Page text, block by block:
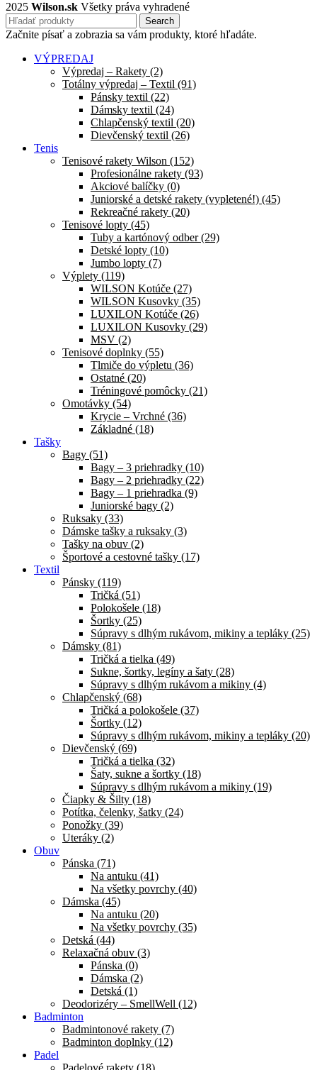
2025 Wilson.sk Všetky práva vyhradené
Search
Začnite písať a zobrazia sa vám produkty, ktoré hľadáte.
VÝPREDAJ
Výpredaj – Rakety (2)
Totálny výpredaj – Textil (91)
Pánsky textil (22)
Dámsky textil (24)
Chlapčenský textil (20)
Dievčenský textil (26)
Tenis
Tenisové rakety Wilson (152)
Profesionálne rakety (93)
Akciové balíčky (0)
Juniorské a detské rakety (vypletené!) (45)
Rekreačné rakety (20)
Tenisové lopty (45)
Tuby a kartónový odber (29)
Detské lopty (10)
Jumbo lopty (7)
Výplety (119)
WILSON Kotúče (27)
WILSON Kusovky (35)
LUXILON Kotúče (26)
LUXILON Kusovky (29)
MSV (2)
Tenisové doplnky (55)
Tlmiče do výpletu (36)
Ostatné (20)
Tréningové pomôcky (21)
Omotávky (54)
Krycie – Vrchné (36)
Základné (18)
Tašky
Bagy (51)
Bagy – 3 priehradky (10)
Bagy – 2 priehradky (22)
Bagy – 1 priehradka (9)
Juniorské bagy (2)
Ruksaky (33)
Dámske tašky a ruksaky (3)
Tašky na obuv (2)
Športové a cestovné tašky (17)
Textil
Pánsky (119)
Tričká (51)
Polokošele (18)
Šortky (25)
Súpravy s dlhým rukávom, mikiny a tepláky (25)
Dámsky (81)
Tričká a tielka (49)
Sukne, šortky, legíny a šaty (28)
Súpravy s dlhým rukávom a mikiny (4)
Chlapčenský (68)
Tričká a polokošele (37)
Šortky (12)
Súpravy s dlhým rukávom, mikiny a tepláky (20)
Dievčenský (69)
Tričká a tielka (32)
Šaty, sukne a šortky (18)
Súpravy s dlhým rukávom a mikiny (19)
Čiapky & Šilty (18)
Potítka, čelenky, šatky (24)
Ponožky (39)
Uteráky (2)
Obuv
Pánska (71)
Na antuku (41)
Na všetky povrchy (40)
Dámska (45)
Na antuku (20)
Na všetky povrchy (35)
Detská (44)
Relaxačná obuv (3)
Pánska (0)
Dámska (2)
Detská (1)
Deodorizéry – SmellWell (12)
Badminton
Badmintonové rakety (7)
Badminton doplnky (12)
Padel